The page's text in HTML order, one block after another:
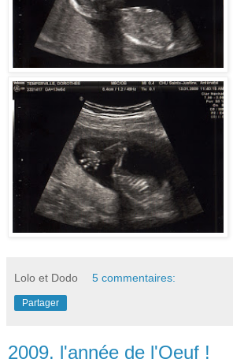
Lolo et Dodo 5 commentaires:
Partager
2009, l'année de l'Oeuf !